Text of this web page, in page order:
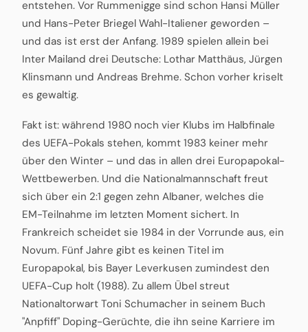
entstehen. Vor Rummenigge sind schon Hansi Müller
und Hans-Peter Briegel Wahl-Italiener geworden –
und das ist erst der Anfang. 1989 spielen allein bei
Inter Mailand drei Deutsche: Lothar Matthäus, Jürgen
Klinsmann und Andreas Brehme. Schon vorher kriselt
es gewaltig.
Fakt ist: während 1980 noch vier Klubs im Halbfinale
des UEFA-Pokals stehen, kommt 1983 keiner mehr
über den Winter – und das in allen drei Europapokal-
Wettbewerben. Und die Nationalmannschaft freut
sich über ein 2:1 gegen zehn Albaner, welches die
EM-Teilnahme im letzten Moment sichert. In
Frankreich scheidet sie 1984 in der Vorrunde aus, ein
Novum. Fünf Jahre gibt es keinen Titel im
Europapokal, bis Bayer Leverkusen zumindest den
UEFA-Cup holt (1988). Zu allem Übel streut
Nationaltorwart Toni Schumacher in seinem Buch
"Anpfiff" Doping-Gerüchte, die ihn seine Karriere im